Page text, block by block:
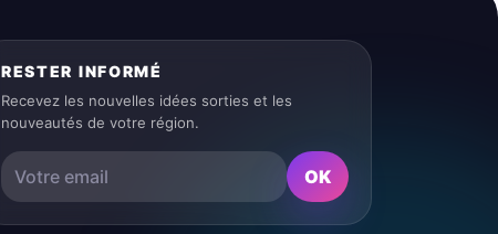
RESTER INFORMÉ
Recevez les nouvelles idées sorties et les
nouveautés de votre région.
OK